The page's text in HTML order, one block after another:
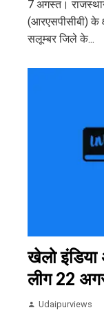
7 अगस्त।
(आरएसपीसीबी) के
सलूम्बर जिले के...
खेलो इंडिया
लीग 22
Udaipurviews